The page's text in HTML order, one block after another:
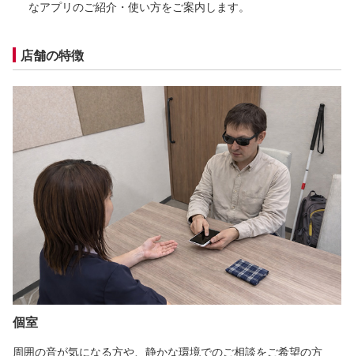
なアプリのご紹介・使い方をご案内します。
店舗の特徴
個室
周囲の音が気になる方や、静かな環境でのご相談をご希望の方